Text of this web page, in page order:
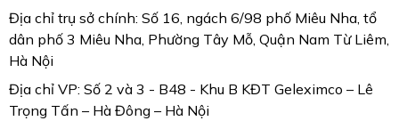
Địa chỉ trụ sở chính: Số 16, ngách 6/98 phố Miêu Nha, tổ
dân phố 3 Miêu Nha, Phường Tây Mỗ, Quận Nam Từ Liêm,
Hà Nội
Địa chỉ VP: Số 2 và 3 - B48 - Khu B KĐT Geleximco – Lê
Trọng Tấn – Hà Đông – Hà Nội